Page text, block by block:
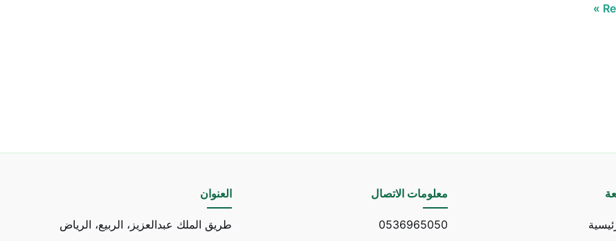
معلومات الاتصال
0536965050
العنوان
طريق الملك عبدالعزيز، الربيع، الرياض